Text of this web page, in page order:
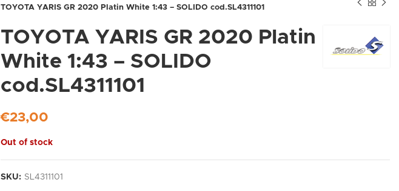
TOYOTA YARIS GR 2020 Platin White 1:43 – SOLIDO cod.SL4311101
TOYOTA YARIS GR 2020 Platin
White 1:43 – SOLIDO
cod.SL4311101
€23,00
Out of stock
SKU: SL4311101